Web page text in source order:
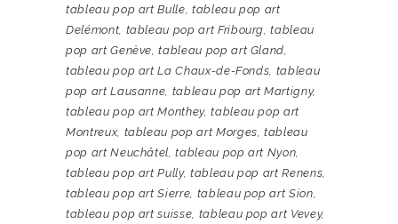
tableau pop art Bulle tableau pop art
Delémont tableau pop art Fribourg ,tableau
pop art Genève ,tableau pop art Gland
tableau pop art La Chaux-de-Fonds tableau
pop art Lausanne tableau pop art Martigny,
tableau pop art Monthey,tableau pop art
Montreux, tableau pop art Morges ,tableau
pop art Neuchâtel ,tableau pop art Nyon
tableau pop art Pully, tableau pop art Renens
tableau pop art Sierre tableau pop art Sion
tableau pop art suisse tableau pop art Vevey,